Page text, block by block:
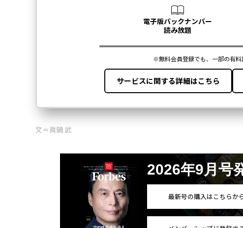
文＝眞鍋 武
2026年9月号
最新号の購入はこちらか